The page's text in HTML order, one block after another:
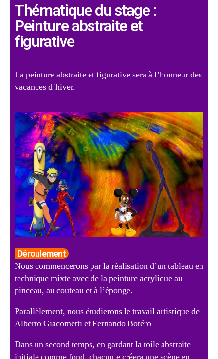
Thématique du stage :
Peinture abstraite et
figurative
La peinture abstraite et figurative sera à l’honneur des
vacances d’hiver.
Déroulement
Nous commencerons par la réalisation d’un tableau en
technique mixte avec de la peinture acrylique au
pinceau, au couteau et à l’éponge.
Parallèlement, nous étudierons le travail artistique de
Alberto Giacometti et Fernando Botéro
Dans un second temps, en gardant la toile abstraite